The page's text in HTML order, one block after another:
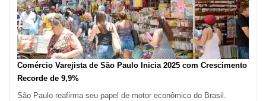
com
Restaurante
em
São
Paulo
Comércio Varejista de São Paulo Inicia 2025 com Crescimento
Recorde de 9,9%
São Paulo reafirma seu papel de motor econômico do Brasil.